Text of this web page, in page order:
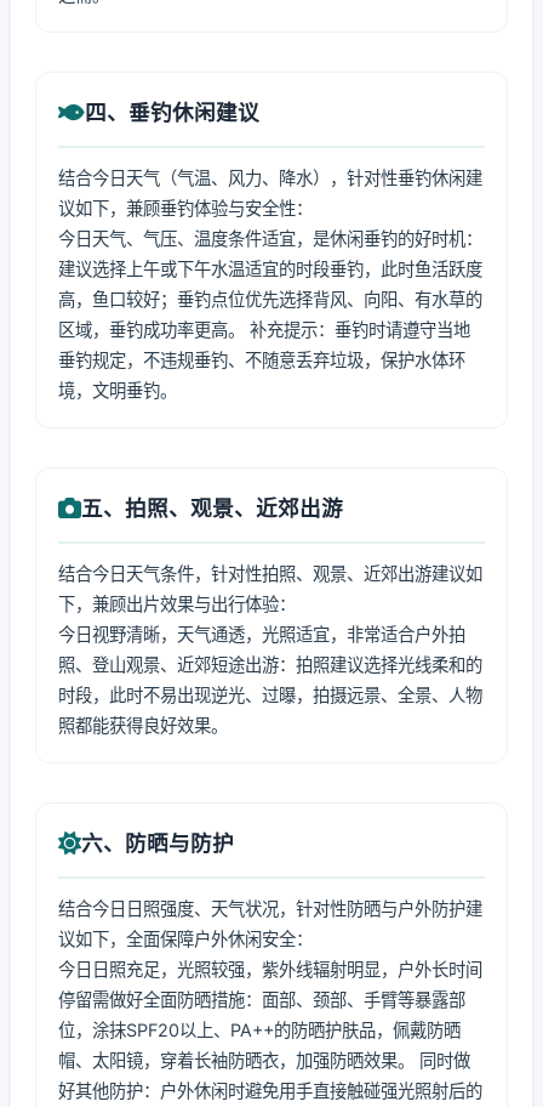
四、垂钓休闲建议
结合今日天气（气温、风力、降水），针对性垂钓休闲建
议如下，兼顾垂钓体验与安全性：
今日天气、气压、温度条件适宜，是休闲垂钓的好时机：
建议选择上午或下午水温适宜的时段垂钓，此时鱼活跃度
高，鱼口较好；垂钓点位优先选择背风、向阳、有水草的
区域，垂钓成功率更高。 补充提示：垂钓时请遵守当地
垂钓规定，不违规垂钓、不随意丢弃垃圾，保护水体环
境，文明垂钓。
五、拍照、观景、近郊出游
结合今日天气条件，针对性拍照、观景、近郊出游建议如
下，兼顾出片效果与出行体验：
今日视野清晰，天气通透，光照适宜，非常适合户外拍
照、登山观景、近郊短途出游：拍照建议选择光线柔和的
时段，此时不易出现逆光、过曝，拍摄远景、全景、人物
照都能获得良好效果。
六、防晒与防护
结合今日日照强度、天气状况，针对性防晒与户外防护建
议如下，全面保障户外休闲安全：
今日日照充足，光照较强，紫外线辐射明显，户外长时间
停留需做好全面防晒措施：面部、颈部、手臂等暴露部
位，涂抹SPF20以上、PA++的防晒护肤品，佩戴防晒
帽、太阳镜，穿着长袖防晒衣，加强防晒效果。 同时做
好其他防护：户外休闲时避免用手直接触碰强光照射后的